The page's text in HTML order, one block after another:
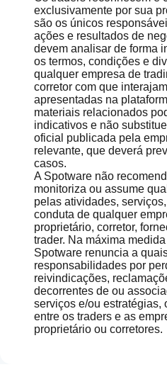
exclusivamente por sua
são os únicos
ações e resultados de
devem analisar de forma
os termos, condições e
qualquer empresa de
corretor com que
apresentadas na
materiais relacionados
indicativos e não
oficial publicada pela
relevante, que deverá
casos.
A Spotware não
monitoriza ou assume
pelas atividades,
conduta de qualquer
proprietário, corretor,
trader. Na máxima
Spotware renuncia a
responsabilidades por
reivindicações,
decorrentes de ou
serviços e/ou estratégias,
entre os traders e as
proprietário ou corretores.